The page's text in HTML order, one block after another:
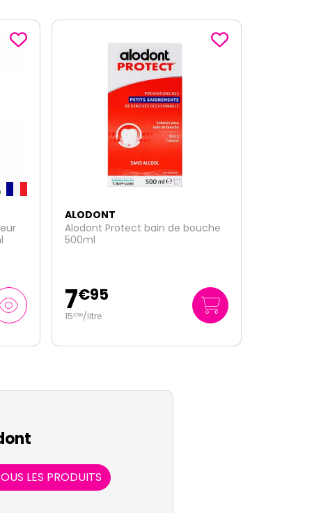
ALODONT
Bain de bouche protection et
fraicheur naturelle bio 100ml
1€45
14€50/litre
LES PRODUITS